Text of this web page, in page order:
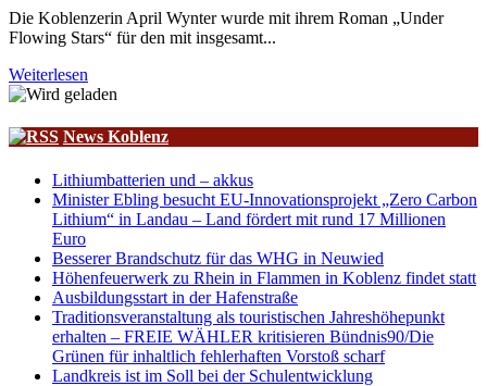
Die Koblenzerin April Wynter wurde mit ihrem Roman „Under
Flowing Stars“ für den mit insgesamt...
Weiterlesen
News Koblenz
Lithiumbatterien und – akkus
Minister Ebling besucht EU-Innovationsprojekt „Zero Carbon
Lithium“ in Landau – Land fördert mit rund 17 Millionen
Euro
Besserer Brandschutz für das WHG in Neuwied
Höhenfeuerwerk zu Rhein in Flammen in Koblenz findet statt
Ausbildungsstart in der Hafenstraße
Traditionsveranstaltung als touristischen Jahreshöhepunkt
erhalten – FREIE WÄHLER kritisieren Bündnis90/Die
Grünen für inhaltlich fehlerhaften Vorstoß scharf
Landkreis ist im Soll bei der Schulentwicklung